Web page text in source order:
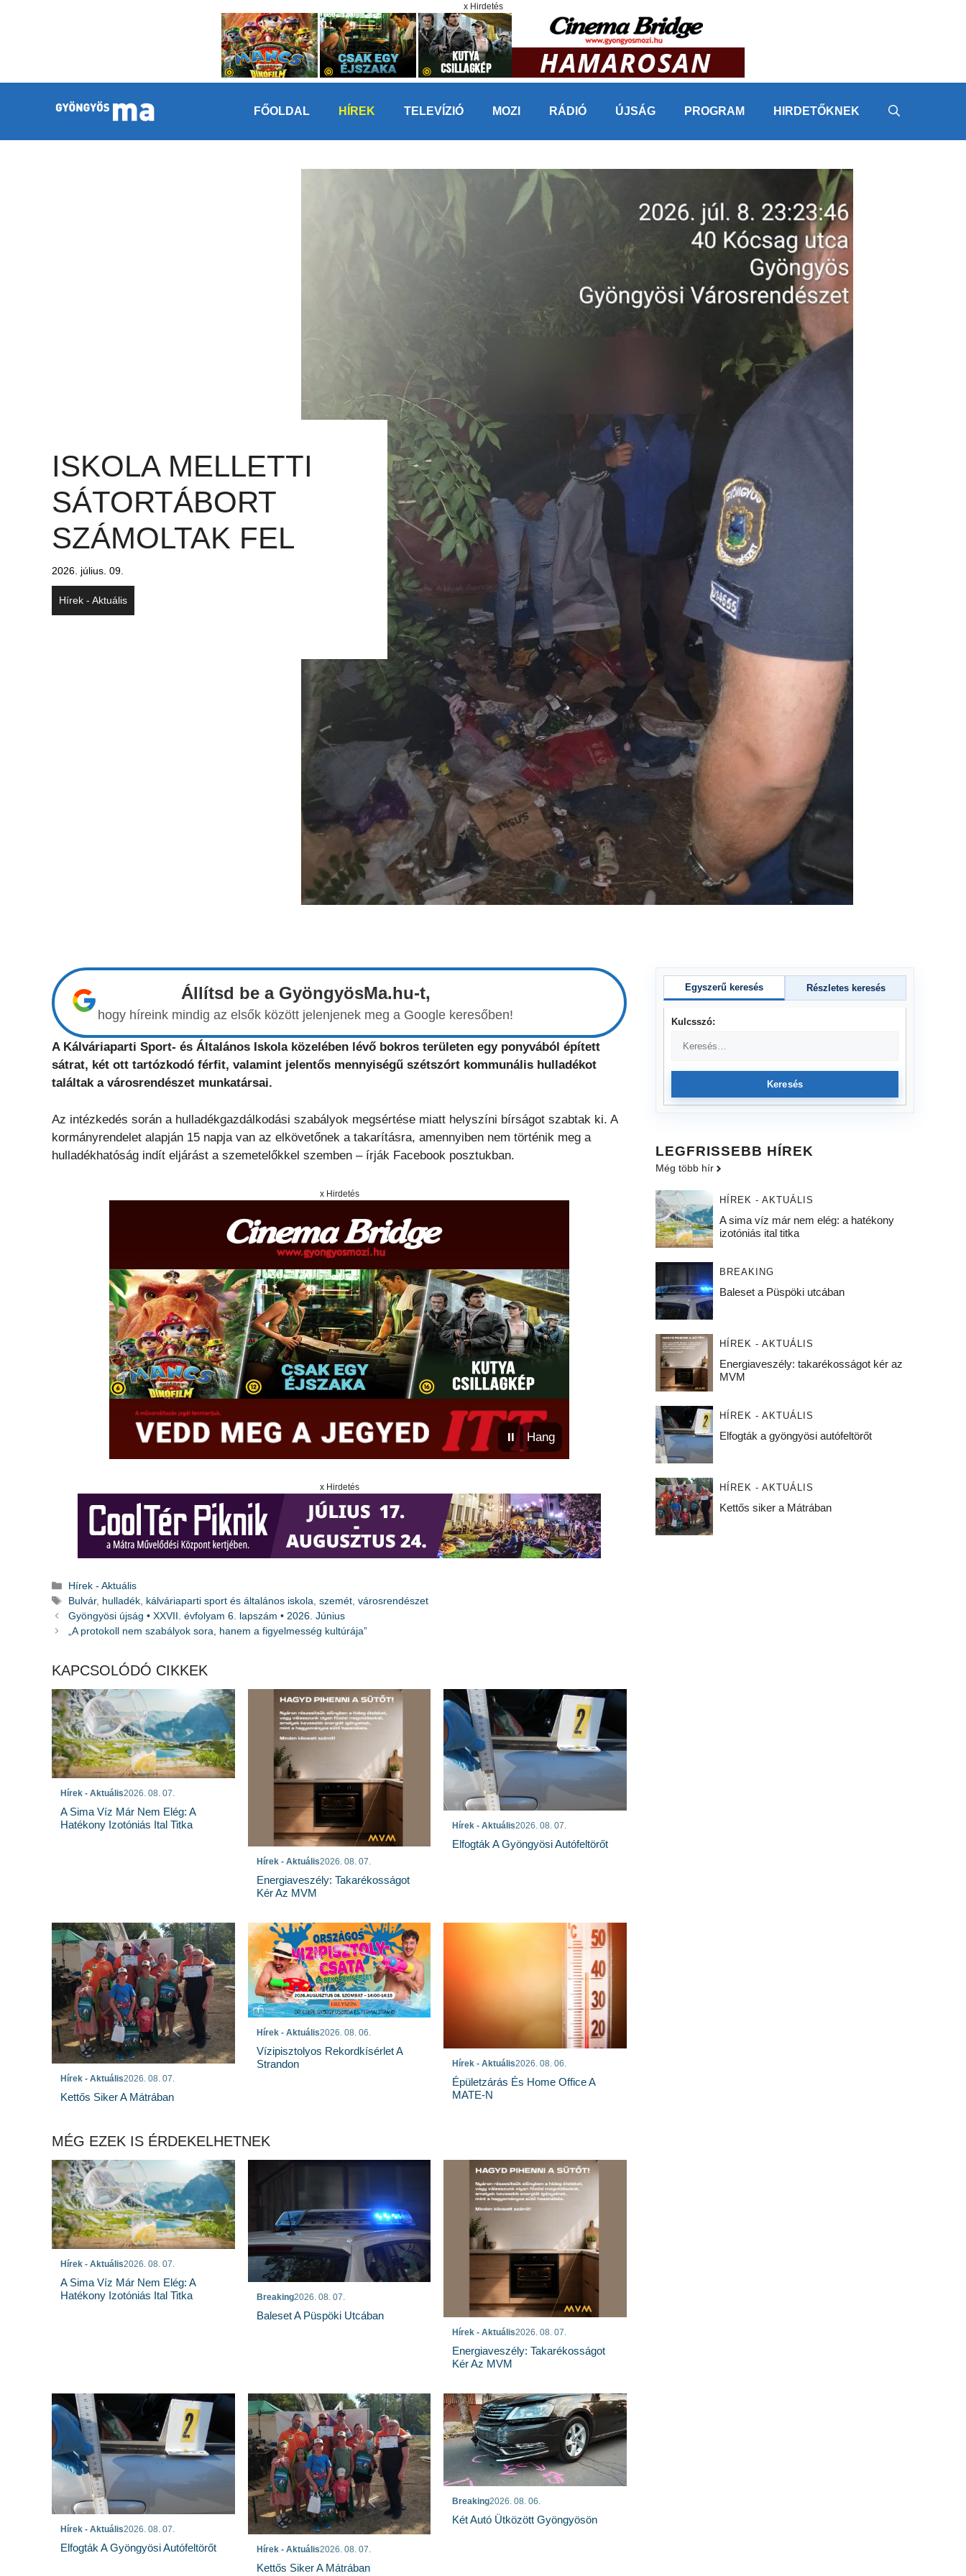
x Hirdetés
FŐOLDAL HÍREK TELEVÍZIÓ MOZI RÁDIÓ ÚJSÁG PROGRAM HIRDETŐKNEK
ISKOLA MELLETTI
SÁTORTÁBORT
SZÁMOLTAK FEL
2026. július. 09.
Hírek - Aktuális
Állítsd be a GyöngyösMa.hu-t,
hogy híreink mindig az elsők között jelenjenek meg a Google keresőben!
A Kálváriaparti Sport- és Általános Iskola közelében lévő bokros területen egy ponyvából épített
sátrat, két ott tartózkodó férfit, valamint jelentős mennyiségű szétszórt kommunális hulladékot
találtak a városrendészet munkatársai.
Az intézkedés során a hulladékgazdálkodási szabályok megsértése miatt helyszíni bírságot szabtak ki. A
kormányrendelet alapján 15 napja van az elkövetőnek a takarításra, amennyiben nem történik meg a
hulladékhatóság indít eljárást a szemetelőkkel szemben – írják Facebook posztukban.
x Hirdetés
⏸ Hang
x Hirdetés
Kategória
Hírek - Aktuális
Címkék
Bulvár, hulladék, kálváriaparti sport és általános iskola,szemét,városrendészet
Gyöngyösi újság • XXVII. évfolyam 6. lapszám • 2026. Június
„A protokoll nem szabályok sora, hanem a figyelmesség kultúrája”
KAPCSOLÓDÓ CIKKEK
Hírek - Aktuális2026. 08. 07.
A Sima Víz Már Nem Elég: A
Hatékony Izotóniás Ital Titka
Hírek - Aktuális2026. 08. 07.
Energiaveszély: Takarékosságot
Kér Az MVM
Hírek - Aktuális2026. 08. 07.
Elfogták A Gyöngyösi Autófeltörőt
Hírek - Aktuális2026. 08. 07.
Kettős Siker A Mátrában
Hírek - Aktuális2026. 08. 06.
Vízipisztolyos Rekordkísérlet A
Strandon
Hírek - Aktuális2026. 08. 06.
Épületzárás És Home Office A
MATE-N
MÉG EZEK IS ÉRDEKELHETNEK
Hírek - Aktuális2026. 08. 07.
A Sima Víz Már Nem Elég: A
Hatékony Izotóniás Ital Titka
Breaking2026. 08. 07.
Baleset A Püspöki Utcában
Hírek - Aktuális2026. 08. 07.
Energiaveszély: Takarékosságot
Kér Az MVM
Hírek - Aktuális2026. 08. 07.
Elfogták A Gyöngyösi Autófeltörőt Hírek - Aktuális2026. 08. 07.
Kettős Siker A Mátrában
Breaking2026. 08. 06.
Két Autó Ütközött Gyöngyösön
Egyszerű keresés Részletes keresés
Kulcsszó:
Keresés
LEGFRISSEBB HÍREK
Még több hír
HÍREK - AKTUÁLIS
A sima víz már nem elég: a hatékony
izotóniás ital titka
BREAKING
Baleset a Püspöki utcában
HÍREK - AKTUÁLIS
Energiaveszély: takarékosságot kér az
MVM
HÍREK - AKTUÁLIS
Elfogták a gyöngyösi autófeltörőt
HÍREK - AKTUÁLIS
Kettős siker a Mátrában